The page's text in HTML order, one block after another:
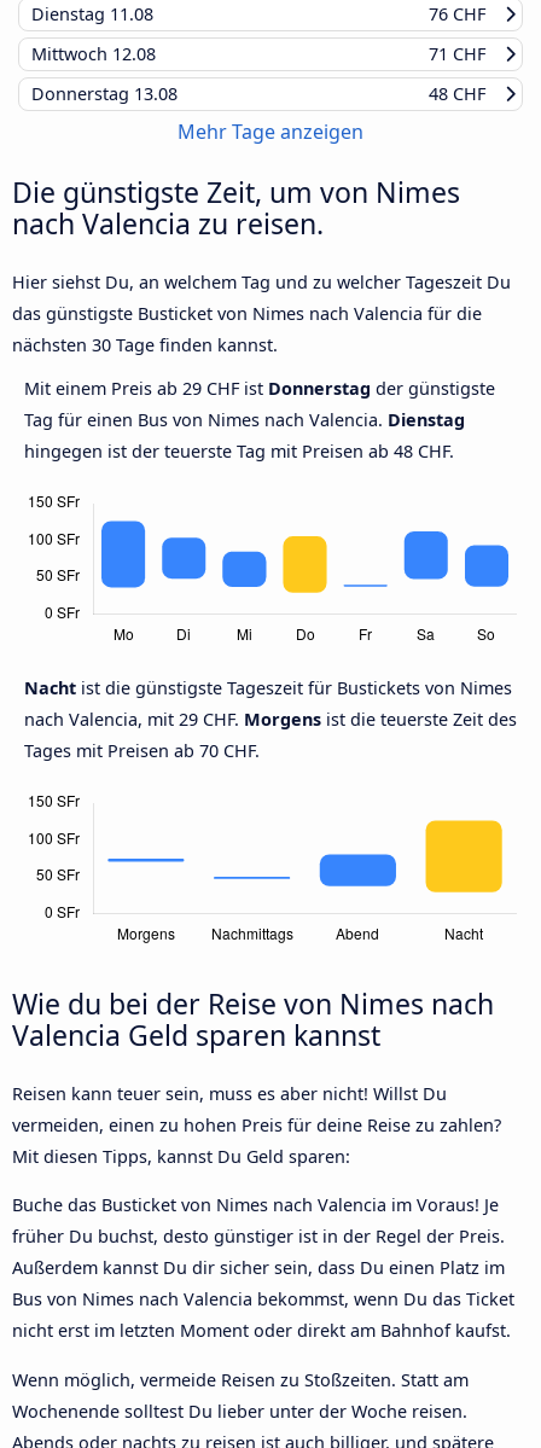
Dienstag 11.08
76 CHF
Mittwoch 12.08
71 CHF
Donnerstag 13.08 48 CHF
Mehr Tage anzeigen
Die günstigste Zeit, um von Nimes
nach Valencia zu reisen.
Hier siehst Du, an welchem Tag und zu welcher Tageszeit Du
das günstigste Busticket von Nimes nach Valencia für die
nächsten 30 Tage finden kannst.
Mit einem Preis ab 29 CHF ist Donnerstag der günstigste
Tag für einen Bus von Nimes nach Valencia. Dienstag
hingegen ist der teuerste Tag mit Preisen ab 48 CHF.
Nacht ist die günstigste Tageszeit für Bustickets von Nimes
nach Valencia, mit 29 CHF. Morgens ist die teuerste Zeit des
Tages mit Preisen ab 70 CHF.
Wie du bei der Reise von Nimes nach
Valencia Geld sparen kannst
Reisen kann teuer sein, muss es aber nicht! Willst Du
vermeiden, einen zu hohen Preis für deine Reise zu zahlen?
Mit diesen Tipps, kannst Du Geld sparen:
Buche das Busticket von Nimes nach Valencia im Voraus! Je
früher Du buchst, desto günstiger ist in der Regel der Preis.
Außerdem kannst Du dir sicher sein, dass Du einen Platz im
Bus von Nimes nach Valencia bekommst, wenn Du das Ticket
nicht erst im letzten Moment oder direkt am Bahnhof kaufst.
Wenn möglich, vermeide Reisen zu Stoßzeiten. Statt am
Wochenende solltest Du lieber unter der Woche reisen.
Abends oder nachts zu reisen ist auch billiger, und spätere